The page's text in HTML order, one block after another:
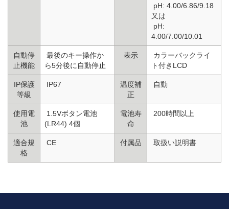
pH: 4.00/6.86/9.18
又は
pH:
4.00/7.00/10.01
自動停
止機能
最後のキー操作か
ら5分後に自動停止
表示
カラーバックライ
ト付きLCD
IP保護
等級
IP67
温度補
正
自動
使用電
池
1.5Vボタン電池
(LR44) 4個
電池寿
命
200時間以上
適合規
格
CE 付属品 取扱い説明書